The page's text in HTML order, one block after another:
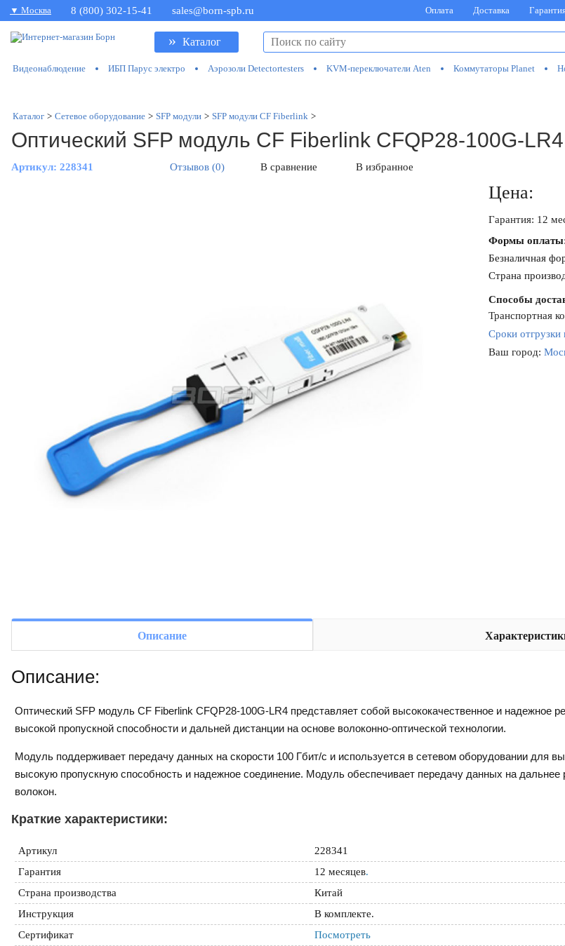
▼ Москва 8 (800) 302-15-41 sales@born-spb.ru Оплата Доставка
» Каталог
Видеонаблюдение ИБП Парус электро Аэрозоли Detectortesters KVM-переключатели Aten Коммутаторы Planet
Каталог > Сетевое оборудование > SFP модули > SFP модули CF Fiberlink >
Оптический SFP модуль CF Fiberlink CFQP28-100G-LR4
Артикул: 228341 Отзывов (0) В сравнение В избранное
Цена:
Гарантия: 12
Формы
Безналичная
Страна
Способы
Транспортная
Сроки отгрузки
Ваш город:
Описание
Описание:
Оптический SFP модуль CF Fiberlink CFQP28-100G-LR4 представляет собой высококачественное и надежное
высокой пропускной способности и дальней дистанции на основе волоконно-оптической технологии.
Модуль поддерживает передачу данных на скорости 100 Гбит/с и используется в сетевом оборудовании для
высокую пропускную способность и надежное соединение. Модуль обеспечивает передачу данных на
волокон.
Краткие характеристики:
Артикул
228341
Гарантия
12 месяцев.
Страна производства
Китай
Инструкция
В комплекте.
Сертификат
Посмотреть